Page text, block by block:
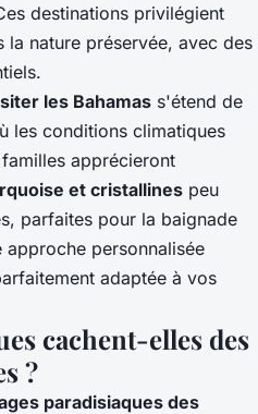
destinations privilégient
nature préservée, avec des
les Bahamas s'étend de
les conditions climatiques
apprécieront
et cristallines peu
parfaites pour la baignade
approche personnalisée
adaptée à vos
cachent-elles des
?
paradisiaques des